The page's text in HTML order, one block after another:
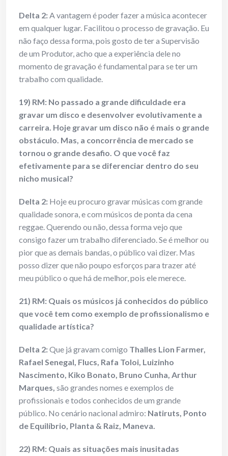
Delta 2:A vantagem é poder fazer a música acontecer
em qualquer lugar. Facilitou o processo de gravação. Eu
não faço dessa forma, pois gosto de ter a Supervisão
de um Produtor, acho que a experiência dele no
momento de gravação é fundamental para se ter um
trabalho com qualidade.
19) RM: No passado a grande dificuldade era
gravar um disco e desenvolver evolutivamente a
carreira. Hoje gravar um disco não é mais o grande
obstáculo. Mas, a concorrência de mercado se
tornou o grande desafio. O que você faz
efetivamente para se diferenciar dentro do seu
nicho musical?
Delta 2: Hoje eu procuro gravar músicas com grande
qualidade sonora, e com músicos de ponta da cena
reggae. Querendo ou não, dessa forma vejo que
consigo fazer um trabalho diferenciado. Se é melhor ou
pior que as demais bandas, o público vai dizer. Mas
posso dizer que não poupo esforços para trazer até
meu público o que há de melhor, pois ele merece.
21) RM: Quais os músicos já conhecidos do público
que você tem como exemplo de profissionalismo e
qualidade artística?
Delta 2:Que já gravam comigo Thalles Lion Farmer,
Rafael Senegal, Flucs, Rafa Toloi, Luizinho
Nascimento, Kiko Bonato, Bruno Cunha, Arthur
Marques, são grandes nomes e exemplos de
profissionais e todos conhecidos de um grande
público. No cenário nacional admiro: Natiruts, Ponto
de Equilíbrio, Planta & Raiz, Maneva.
22) RM: Quais as situações mais inusitadas